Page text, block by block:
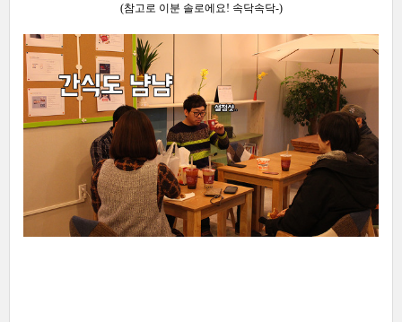
(참고로 이분 솔로에요! 속닥속닥-)